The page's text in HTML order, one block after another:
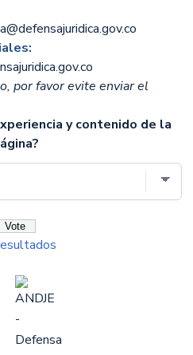
por favor evite enviar el
y contenido de la